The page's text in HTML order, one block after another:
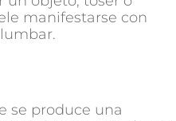
manifestarse con
se produce una